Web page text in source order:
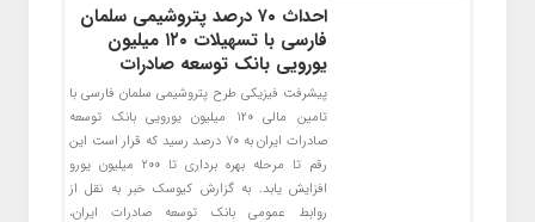
احداث ۷۰ درصد پتروشیمی سلمان
فارسی با تسهیلات ۱۲۰ میلیون
یورویی بانک توسعه صادرات
پیشرفت فیزیکی طرح پتروشیمی سلمان فارسی با
تامین مالی ۱۲۰ میلیون یورویی بانک توسعه
صادرات ایران به ۷۰ درصد رسید که قرار است این
رقم تا مرحله بهره برداری تا ۲۰۰ میلیون یورو
افزایش یابد. به گزارش کیوسک خبر به نقل از
روابط عمومی بانک توسعه صادرات ایران،